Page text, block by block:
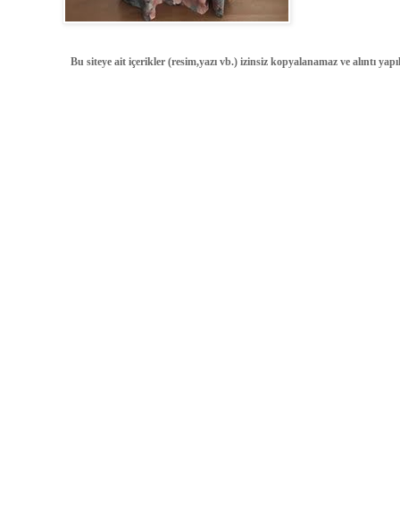
Bu siteye ait içerikler (resim,yazı vb.) izinsiz kopyalanamaz ve alıntı